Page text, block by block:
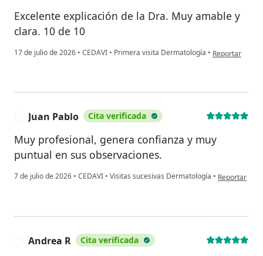
Excelente explicación de la Dra. Muy amable y
clara. 10 de 10
17 de julio de 2026 • CEDAVI • Primera visita Dermatología • en opinión del
Reportar
Juan Pablo Cita verificada
Muy profesional, genera confianza y muy
puntual en sus observaciones.
7 de julio de 2026 • CEDAVI • Visitas sucesivas Dermatología • en opinión
Reportar
Andrea R Cita verificada